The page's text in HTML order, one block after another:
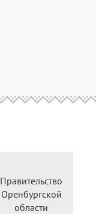
Правительство
Оренбургской
области